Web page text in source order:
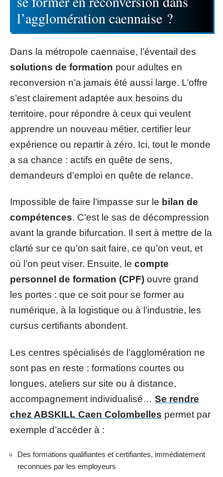
l’agglomération caennaise ?
Dans la métropole caennaise, l’éventail des
solutions de formation pour adultes en
reconversion n’a jamais été aussi large. L’offre
s’est clairement adaptée aux besoins du
territoire, pour répondre à ceux qui veulent
apprendre un nouveau métier, certifier leur
expérience ou repartir à zéro. Ici, tout le monde
a sa chance : actifs en quête de sens,
demandeurs d’emploi en quête de relance.
Impossible de faire l’impasse sur le bilan de
compétences. C’est le sas de décompression
avant la grande bifurcation. Il sert à mettre de la
clarté sur ce qu’on sait faire, ce qu’on veut, et
où l’on peut viser. Ensuite, le compte
personnel de formation (CPF) ouvre grand
les portes : que ce soit pour se former au
numérique, à la logistique ou à l’industrie, les
cursus certifiants abondent.
Les centres spécialisés de l’agglomération ne
sont pas en reste : formations courtes ou
longues, ateliers sur site ou à distance,
accompagnement individualisé… Se rendre
chez ABSKILL Caen Colombelles permet par
exemple d’accéder à :
Des formations qualifiantes et certifiantes, immédiatement
reconnues par les employeurs